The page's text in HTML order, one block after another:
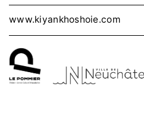
www.kiyankhoshoie.com